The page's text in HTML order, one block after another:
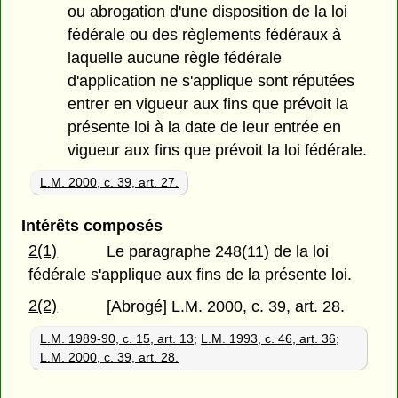
ou abrogation d'une disposition de la loi
fédérale ou des règlements fédéraux à
laquelle aucune règle fédérale
d'application ne s'applique sont réputées
entrer en vigueur aux fins que prévoit la
présente loi à la date de leur entrée en
vigueur aux fins que prévoit la loi fédérale.
L.M. 2000, c. 39, art. 27.
Intérêts composés
2(1)
Le paragraphe 248(11) de la loi
fédérale s'applique aux fins de la présente loi.
2(2)
[Abrogé] L.M. 2000, c. 39, art. 28.
L.M. 1989-90, c. 15, art. 13; L.M. 1993, c. 46, art. 36;
L.M. 2000, c. 39, art. 28.